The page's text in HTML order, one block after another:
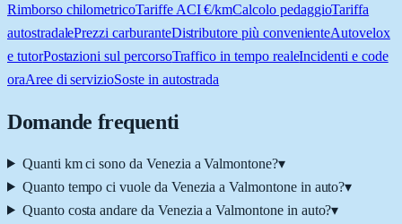
Rimborso chilometricoTariffe ACI €/kmCalcolo pedaggioTariffa
autostradalePrezzi carburanteDistributore più convenienteAutovelox
e tutorPostazioni sul percorsoTraffico in tempo realeIncidenti e code
oraAree di servizioSoste in autostrada
Domande frequenti
Quanti km ci sono da Venezia a Valmontone?▾
Quanto tempo ci vuole da Venezia a Valmontone in auto?▾
Quanto costa andare da Venezia a Valmontone in auto?▾